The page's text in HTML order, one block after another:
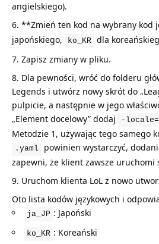
angielskiego).
**Zmień ten kod na wybrany kod
japońskiego,
ko_KR
dla
Zapisz zmiany w pliku.
Dla pewności, wróć do folderu
Legends i utwórz nowy skrót do
pulpicie, a następnie w jego
„Element docelowy” dodaj
-
Metodzie 1, używając tego samego
.yaml
powinien wystarczyć,
zapewni, że klient zawsze uruchomi
Uruchom klienta LoL z nowo
Oto lista kodów językowych i
ja_JP : Japoński
ko_KR : Koreański